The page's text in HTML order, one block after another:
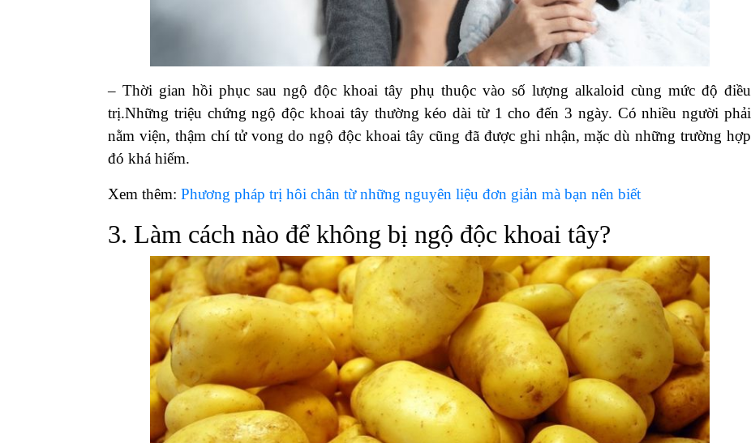
– Thời gian hồi phục sau ngộ độc khoai tây phụ thuộc vào số lượng alkaloid cùng mức độ điều
trị.Những triệu chứng ngộ độc khoai tây thường kéo dài từ 1 cho đến 3 ngày. Có nhiều người phải
nằm viện, thậm chí tử vong do ngộ độc khoai tây cũng đã được ghi nhận, mặc dù những trường hợp
đó khá hiếm.
Xem thêm: Phương pháp trị hôi chân từ những nguyên liệu đơn giản mà bạn nên biết
3. Làm cách nào để không bị ngộ độc khoai tây?